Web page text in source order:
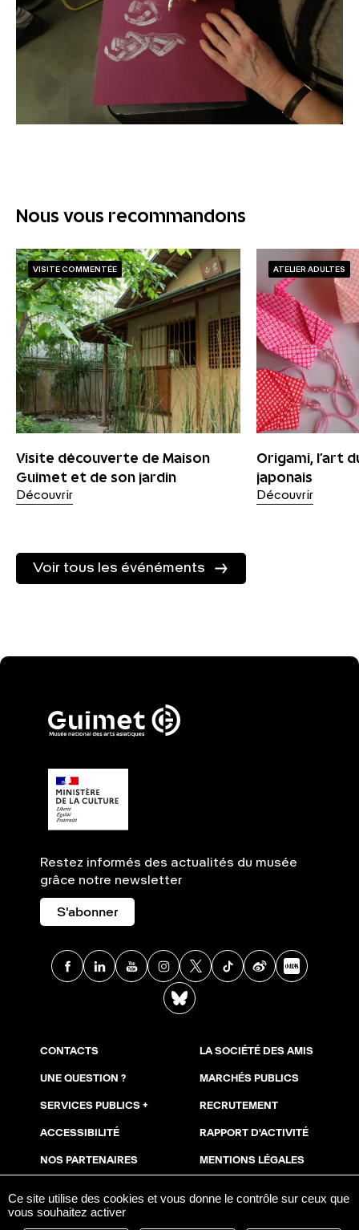
Nous vous recommandons
VISITE COMMENTÉE
Visite découverte de Maison
Guimet et de son jardin
Découvrir
ATELIER ADULTES
Origami, l’art
japonais
Découvrir
Voir tous les événéments
Restez informés des actualités du musée
grâce notre newsletter
S'abonner
Facebook
LinkedinYoutubeInstagram
X TikTokWeibo
CONTACTS
UNE QUESTION ?
SERVICES PUBLICS +
ACCESSIBILITÉ
NOS PARTENAIRES
ESPACE PRESSE
LA SOCIÉTÉ DES AMIS
MARCHÉS PUBLICS
RECRUTEMENT
RAPPORT D'ACTIVITÉ
MENTIONS LÉGALES
Ce site utilise des cookies et vous donne le contrôle sur ceux que
vous souhaitez activer